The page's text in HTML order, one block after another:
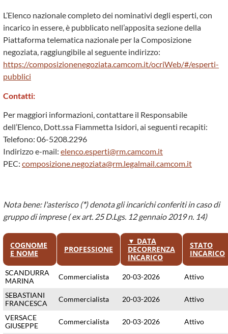
L’Elenco nazionale completo dei nominativi degli esperti, con
incarico in essere, è pubblicato nell’apposita sezione della
Piattaforma telematica nazionale per la Composizione
negoziata, raggiungibile al seguente indirizzo:
https://composizionenegoziata.camcom.it/ocriWeb/#/esperti-
pubblici
Contatti:
Per maggiori informazioni, contattare il Responsabile
dell’Elenco, Dott.ssa Fiammetta Isidori, ai seguenti recapiti:
Telefono: 06-5208.2296
Indirizzo e-mail: elenco.esperti@rm.camcom.it
PEC: composizione.negoziata@rm.legalmail.camcom.it
Nota bene: l'asterisco (*) denota gli incarichi conferiti in caso di
gruppo di imprese ( ex art. 25 D.Lgs. 12 gennaio 2019 n. 14)
COGNOME
E NOME
PROFESSIONE
▼ DATA
DECORRENZA
INCARICO
STATO
INCARICO
SCANDURRA
MARINA
Commercialista 20-03-2026 Attivo
SEBASTIANI
FRANCESCA
Commercialista 20-03-2026 Attivo
VERSACE
GIUSEPPE
Commercialista 20-03-2026 Attivo